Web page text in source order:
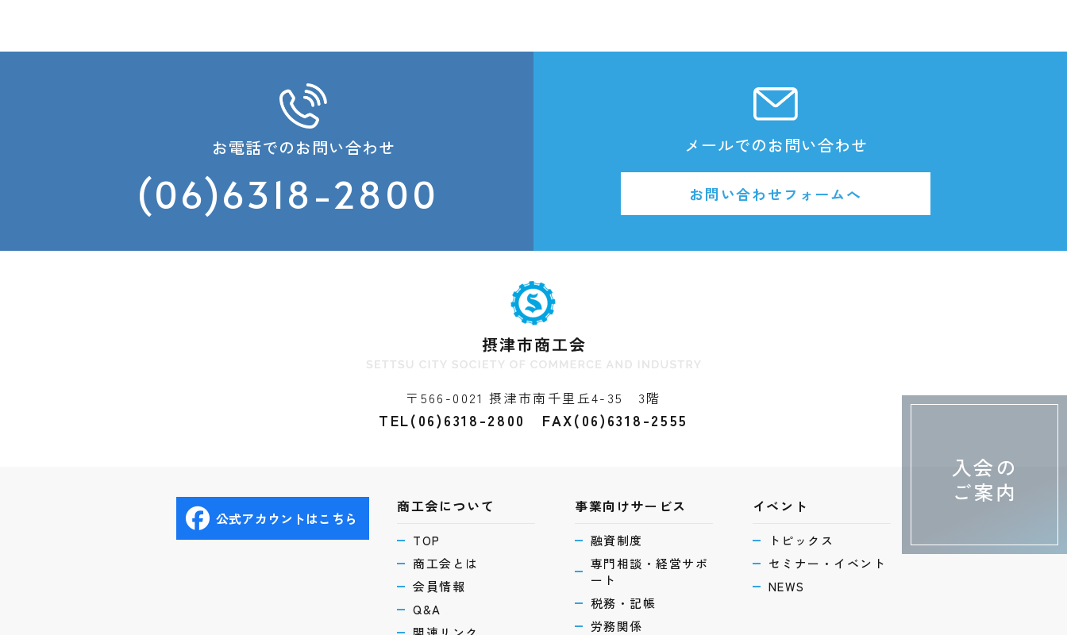
入会の
ご案内
お電話でのお問い合わせ
(06)6318-2800
メールでのお問い合わせ
お問い合わせフォームへ
〒566-0021 摂津市南千里丘4-35 3階
TEL(06)6318-2800 FAX(06)6318-2555
商工会について
TOP
商工会とは
会員情報
Q&A
事業向けサービス
融資制度
専門相談・経営サポ
ート
税務・記帳
労務関係
イベント
トピックス
セミナー・イベント
NEWS
公式アカウントはこちら